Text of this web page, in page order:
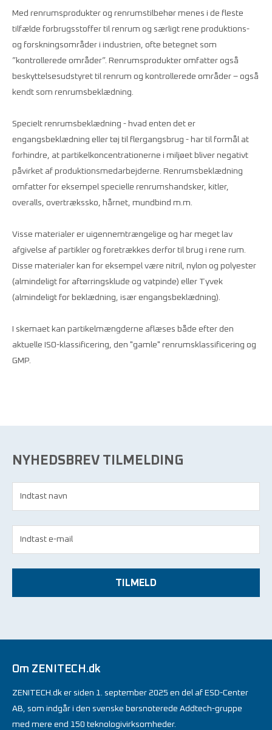
Med renrumsprodukter og renrumstilbehør menes i de fleste
tilfælde forbrugsstoffer til renrum og særligt rene produktions-
og forskningsområder i industrien, ofte betegnet som
”kontrollerede områder”. Renrumsprodukter omfatter også
beskyttelsesudstyret til renrum og kontrollerede områder – også
kendt som renrumsbeklædning.
Specielt renrumsbeklædning - hvad enten det er
engangsbeklædning eller tøj til flergangsbrug - har til formål at
forhindre, at partikelkoncentrationerne i miljøet bliver negativt
påvirket af produktionsmedarbejderne. Renrumsbeklædning
omfatter for eksempel specielle renrumshandsker, kitler,
overalls, overtrækssko, hårnet, mundbind m.m.
Visse materialer er uigennemtrængelige og har meget lav
afgivelse af partikler og foretrækkes derfor til brug i rene rum.
Disse materialer kan for eksempel være nitril, nylon og polyester
(almindeligt for aftørringsklude og vatpinde) eller Tyvek
(almindeligt for beklædning, især engangsbeklædning).
I skemaet kan partikelmængderne aflæses både efter den
aktuelle ISO-klassificering, den "gamle" renrumsklassificering og
GMP.
NYHEDSBREV TILMELDING
TILMELD
Om ZENITECH.dk
ZENITECH.dk er siden 1. september 2025 en del af ESD-Center
AB, som indgår i den svenske børsnoterede Addtech-gruppe
med mere end 150 teknologivirksomheder.